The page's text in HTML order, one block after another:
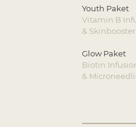
Vitamin B
& Skinbooster
Glow
Biotin
&